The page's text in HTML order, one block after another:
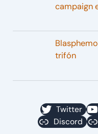
campaign
trifón
Twitter
Discord